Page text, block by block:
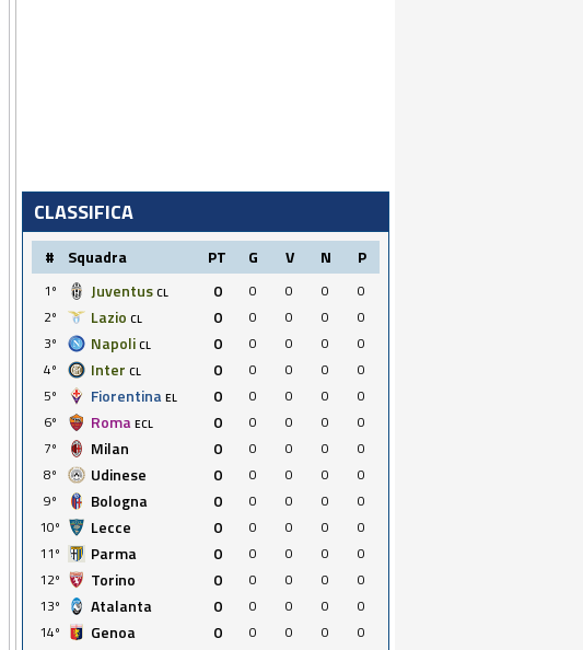
CLASSIFICA
# Squadra PT G V N P
1º Juventus CL 0 0 0 0
0
2º
Lazio CL 0 0 0 0
0
3º
Napoli CL 0 0 0 0
0
4º
Inter CL 0 0 0 0
0
5º
Fiorentina EL 0 0 0 0
0
6º
Roma ECL 0 0 0 0
0
7º
Milan 0 0 0 0
0
8º
Udinese 0 0 0 0
0
9º
Bologna 0 0 0 0
0
10º
Lecce 0 0 0 0
0
11º
Parma 0 0 0 0
0
12º
Torino 0 0 0 0
0
13º
Atalanta 0 0 0 0
0
14º
Genoa 0 0 0 0
0